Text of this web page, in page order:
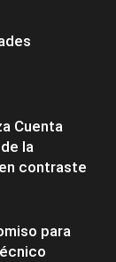
Cuenta
la
contraste
para